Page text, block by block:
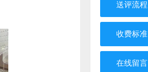
送评流程
收费标准
在线留言